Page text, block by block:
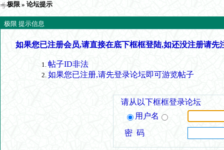
极限 » 论坛提示
极限 提示信息
如果您已注册会员,请直接在底下框框登陆,如还没注册请先
帖子ID非法
如果您已注册,请先登录论坛即可游览帖子
请从以下框框登录论坛
用户名
密 码